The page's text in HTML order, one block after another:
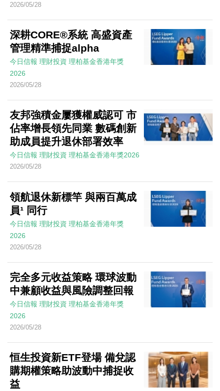
2026/05/28
深耕CORE®系統 高盛資產
管理精準捕捉alpha
今日信報 理財投資 理柏基金香港年獎
2026
2026/05/28
友邦強積金屢獲權威認可 市
佔率增長領先同業 數碼創新
助成員提升退休部署效率
今日信報 理財投資 理柏基金香港年獎2026
2026/05/28
領航退休新標竿 與兩百萬成
員¹ 同行
今日信報 理財投資 理柏基金香港年獎
2026
2026/05/28
完全多元收益策略 環球波動
中兼顧收益與風險調整回報
今日信報 理財投資 理柏基金香港年獎
2026
2026/05/28
恒生投資新ETF登場 備兌認
購期權策略助波動中捕捉收
益